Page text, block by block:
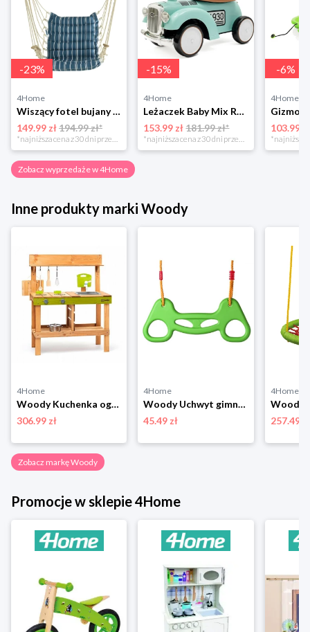
-23%
4Home
Wiszący fotel bujany Montego, drewniane podłokietniki 4-Home
149.99 zł194.99 zł*
*najniższa cena z 30 dni przed obniżką
-15%
4Home
Leżaczek Baby Mix Retro miętowy, 27 x 25 x 58 cm 4-Home
153.99 zł 181.99 zł*
*najniższa cena z 30 dni przed obniżką
-6%
4Home
103.99 zł
Zobacz wyprzedaże w 4Home
Inne produkty marki Woody
4Home
Woody Kuchenka ogrodowa dla dzieci Rosalie, 77 x 95 x 34 cm
306.99 zł
4Home
Woody Uchwyt gimnastyczny, do 80 kg
45.49 zł
4Home
257.49 zł
Zobacz markę Woody
Promocje w sklepie 4Home